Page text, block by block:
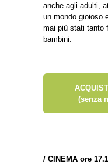
anche agli adulti,
un mondo gioioso
mai più stati tanto
bambini.
(senza
/ CINEMA ore